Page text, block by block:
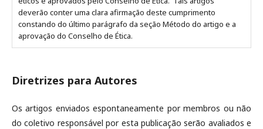
deverão conter uma clara afirmação deste cumprimento
constando do último parágrafo da seção Método do artigo e a
aprovação do Conselho de Ética.
Diretrizes para Autores
Os artigos enviados espontaneamente por membros ou não
do coletivo responsável por esta publicação serão avaliados e